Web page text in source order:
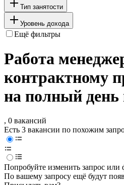
Тип занятости
Уровень дохода
Ещё фильтры
Работа
контрактному
на полный
, 0 вакансий
Есть 3 вакансии по похожим
Попробуйте изменить запрос или
По вашему запросу ещё будут